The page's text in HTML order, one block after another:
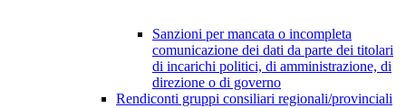
Sanzioni per mancata o incompleta
comunicazione dei dati da parte dei titolari
di incarichi politici, di amministrazione, di
direzione o di governo
Rendiconti gruppi consiliari regionali/provinciali